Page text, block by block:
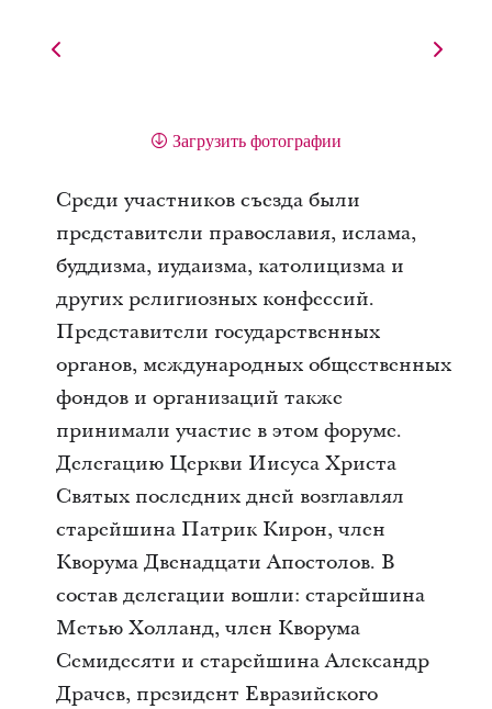
Загрузить фотографии
Среди участников съезда были
представители православия, ислама,
буддизма, иудаизма, католицизма и
других религиозных конфессий.
Представители государственных
органов, международных общественных
фондов и организаций также
принимали участие в этом форуме.
Делегацию Церкви Иисуса Христа
Святых последних дней возглавлял
старейшина Патрик Кирон, член
Кворума Двенадцати Апостолов. В
состав делегации вошли: старейшина
Метью Холланд, член Кворума
Семидесяти и старейшина Александр
Драчев, президент Евразийского